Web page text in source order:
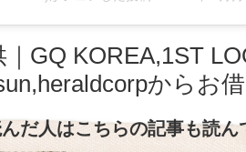
GQ KOREA,1ST
からお
だ人はこちらの記事も読ん